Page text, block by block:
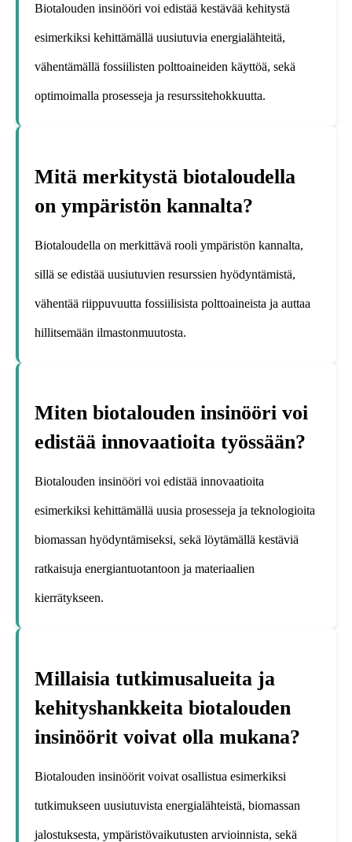
Biotalouden insinööri voi edistää kestävää kehitystä
esimerkiksi kehittämällä uusiutuvia energialähteitä,
vähentämällä fossiilisten polttoaineiden käyttöä, sekä
optimoimalla prosesseja ja resurssitehokkuutta.
Mitä merkitystä biotaloudella
on ympäristön kannalta?
Biotaloudella on merkittävä rooli ympäristön kannalta,
sillä se edistää uusiutuvien resurssien hyödyntämistä,
vähentää riippuvuutta fossiilisista polttoaineista ja auttaa
hillitsemään ilmastonmuutosta.
Miten biotalouden insinööri voi
edistää innovaatioita työssään?
Biotalouden insinööri voi edistää innovaatioita
esimerkiksi kehittämällä uusia prosesseja ja teknologioita
biomassan hyödyntämiseksi, sekä löytämällä kestäviä
ratkaisuja energiantuotantoon ja materiaalien
kierrätykseen.
Millaisia tutkimusalueita ja
kehityshankkeita biotalouden
insinöörit voivat olla mukana?
Biotalouden insinöörit voivat osallistua esimerkiksi
tutkimukseen uusiutuvista energialähteistä, biomassan
jalostuksesta, ympäristövaikutusten arvioinnista, sekä